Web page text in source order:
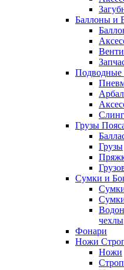
Баллоны и
Подводные
Грузы
Грузы
Сумки и
чехлы
Фонари
Ножи
Ножи